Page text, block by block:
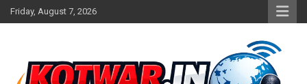
Skip
to
Friday, August 7, 2026